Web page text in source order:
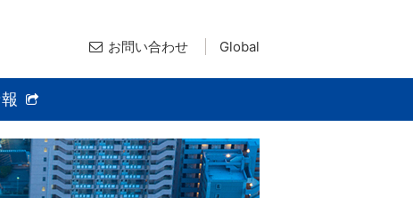
お問い合わせ Global